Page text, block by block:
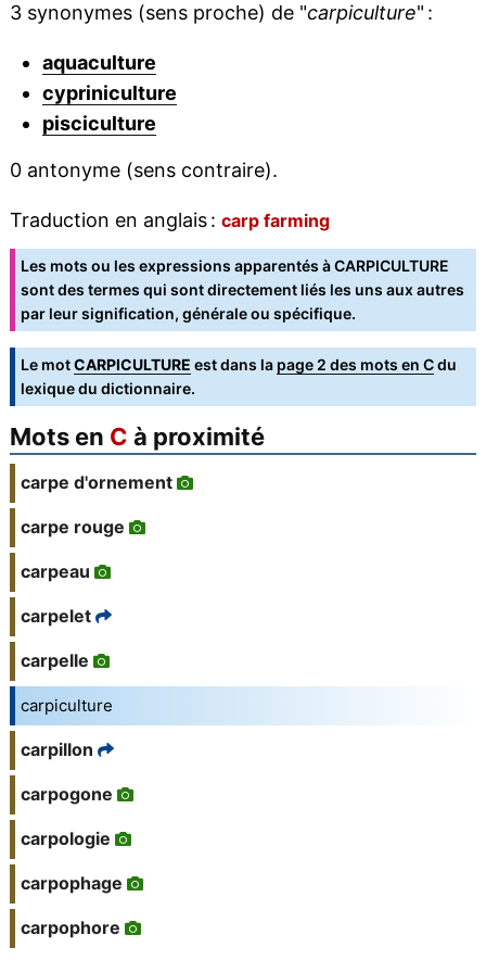
3 synonymes (sens proche) de "carpiculture" :
aquaculture
cypriniculture
pisciculture
0 antonyme (sens contraire).
Traduction en anglais : carp farming
Les mots ou les expressions apparentés à CARPICULTURE
sont des termes qui sont directement liés les uns aux autres
par leur signification, générale ou spécifique.
Le motCARPICULTURE est dans la page 2 des mots en Cdu
lexique du dictionnaire.
Mots en C à proximité
carpe d'ornement
carpe rouge
carpeau
carpelet
carpelle
carpiculture
carpillon
carpogone
carpologie
carpophage
carpophore